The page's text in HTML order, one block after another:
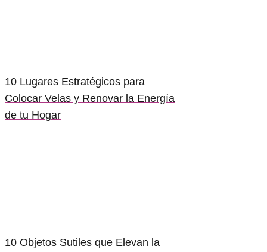
10 Lugares Estratégicos para
Colocar Velas y Renovar la Energía
de tu Hogar
10 Objetos Sutiles que Elevan la